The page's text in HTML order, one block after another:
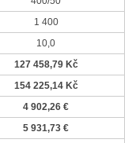
1 400
10,0
127 458,79 Kč
154 225,14 Kč
4 902,26 €
5 931,73 €